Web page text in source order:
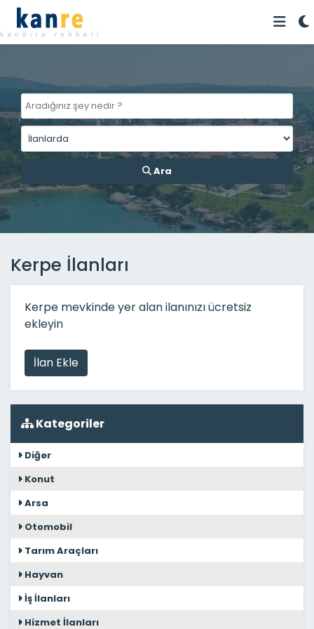
Ara
Kategoriler
Diğer
Konut
Arsa
Otomobil
Tarım Araçları
Hayvan
İş İlanları
Hizmet İlanları
Kerpe İlanları
Kerpe mevkinde yer alan ilanınızı ücretsiz
ekleyin
İlan Ekle